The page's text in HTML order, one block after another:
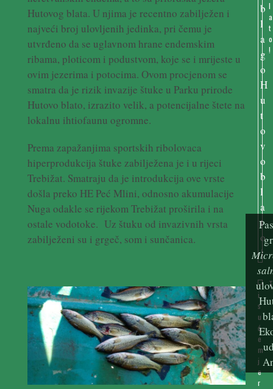
Hutovog blata. U njima je recentno zabilježen i
najveći broj ulovljenih jedinka, pri čemu je
utvrđeno da se uglavnom hrane endemskim
ribama, ploticom i podustvom, koje se i mrijeste u
ovim jezerima i potocima. Ovom procjenom se
smatra da je rizik invazije štuke u Parku prirode
Hutovo blato, izrazito velik, a potencijalne štete na
lokalnu ihtiofaunu ogromne.
Prema zapažanjima sportskih ribolovaca
hiperprodukcija štuke zabilježena je i u rijeci
Trebižat. Smatraju da je introdukcija ove vrste
došla preko HE Peć Mlini, odnosno akumulacije
Nuga odakle se rijekom Trebižat proširila i na
ostale vodotoke. Uz štuku od invazivnih vrsta
zabilježeni su i grgeč, som i sunčanica.
l
a
t
o
!
T
i
s
u
ć
e
m
j
e
r